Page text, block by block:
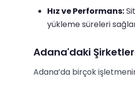
Hız ve Performans:
yükleme süreleri
Adana'daki
Adana’da birçok